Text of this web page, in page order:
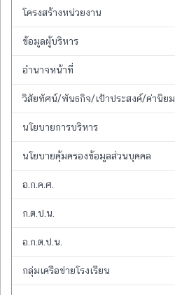
โครงสร้างหน่วยงาน
ข้อมูลผู้บริหาร
อำนาจหน้าที่
วิสัยทัศน์/พันธกิจ/เป้าประสงค์/ค่านิยม
นโยบายการบริหาร
นโยบายคุ้มครองข้อมูลส่วนบุคคล
อ.ก.ค.ศ.
ก.ต.ป.น.
อ.ก.ต.ป.น.
กลุ่มเครือข่ายโรงเรียน